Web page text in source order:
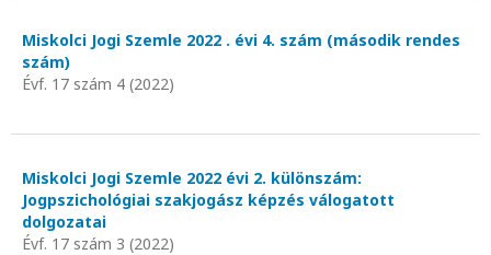
Miskolci Jogi Szemle 2022 . évi 4. szám (második rendes
szám)
Évf. 17 szám 4 (2022)
Miskolci Jogi Szemle 2022 évi 2. különszám:
Jogpszichológiai szakjogász képzés válogatott
dolgozatai
Évf. 17 szám 3 (2022)